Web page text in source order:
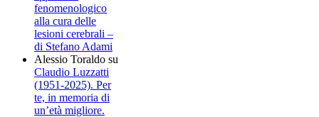
fenomenologico
alla cura delle
lesioni cerebrali –
di Stefano Adami
Alessio Toraldo su
Claudio Luzzatti
(1951-2025). Per
te, in memoria di
un’età migliore.